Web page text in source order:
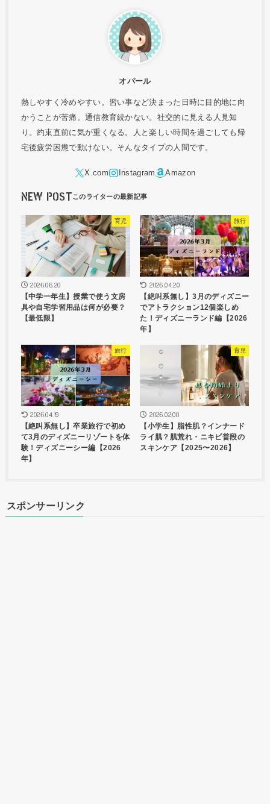
オパール
熱しやすく冷めやすい。習い事など決まった日時に目的地に向
かうことが苦痛。通信教育続かない。社交的に見える人見知
り。約束直前に気が重くなる。人と楽しい時間を過ごしても帰
宅後疲労困憊で動けない。そんなタイプの人間です。
NEW POST
育児
2026.06.20
【中学一年生】授業で使う文房
具や自宅学習用品は何が必要？
【最低限】
旅行
2026.04.20
【絶叫系無し】3月のディズニー
でアトラクション12個楽しめ
た！ディズニーランド編【2026
年】
旅行
2026.04.19
【絶叫系無し】卒業旅行で初め
て3月のディズニーリゾートを体
験！ディズニーシー編【2026
年】
育児
2026.02.08
【小学生】脂性肌？インナード
ライ肌？肌荒れ・ニキビ普段の
スキンケア【2025〜2026】
スポンサーリンク